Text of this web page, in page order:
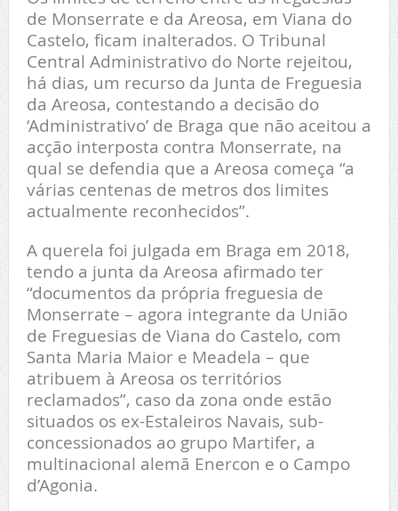
de Monserrate e da Areosa, em Viana do
Castelo, ficam inalterados. O Tribunal
Central Administrativo do Norte rejeitou,
há dias, um recurso da Junta de Freguesia
da Areosa, contestando a decisão do
‘Administrativo’ de Braga que não aceitou a
acção interposta contra Monserrate, na
qual se defendia que a Areosa começa “a
várias centenas de metros dos limites
actualmente reconhecidos”.
A querela foi julgada em Braga em 2018,
tendo a junta da Areosa afirmado ter
“documentos da própria freguesia de
Monserrate – agora integrante da União
de Freguesias de Viana do Castelo, com
Santa Maria Maior e Meadela – que
atribuem à Areosa os territórios
reclamados”, caso da zona onde estão
situados os ex-Estaleiros Navais, sub-
concessionados ao grupo Martifer, a
multinacional alemã Enercon e o Campo
d’Agonia.